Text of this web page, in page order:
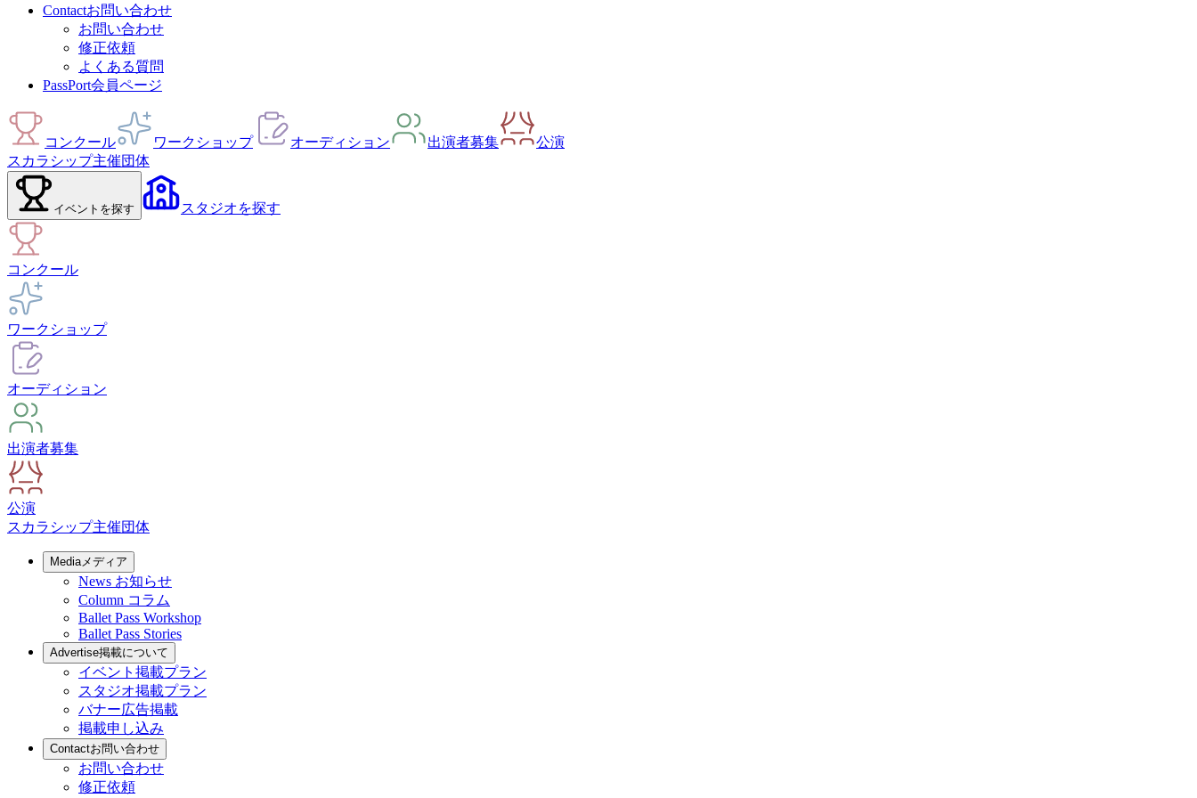
Contactお問い合わせ
お問い合わせ
修正依頼
よくある質問
PassPort会員ページ
コンクール ワークショップ オーディション 出演者募集
公演
スカラシップ主催団体
イベント を探す スタジオを探す
コンクール
ワークショップ
オーディション
出演者募集
公演
スカラシップ主催団体
Mediaメディア
News お知らせ
Column コラム
Ballet Pass Workshop
Ballet Pass Stories
Advertise掲載について
イベント掲載プラン
スタジオ掲載プラン
バナー広告掲載
掲載申し込み
Contactお問い合わせ
お問い合わせ
修正依頼